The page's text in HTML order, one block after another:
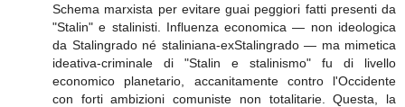
Schema marxista per evitare guai peggiori fatti presenti da
"Stalin" e stalinisti. Influenza economica — non ideologica
da Stalingrado né staliniana-exStalingrado — ma mimetica
ideativa-criminale di "Stalin e stalinismo" fu di livello
economico planetario, accanitamente contro l'Occidente
con forti ambizioni comuniste non totalitarie. Questa, la